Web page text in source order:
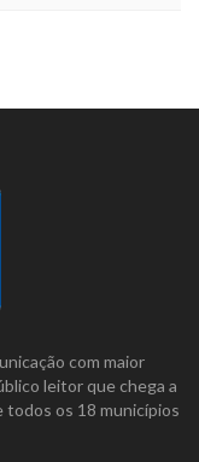
com maior
leitor que chega a
todos os 18 municípios